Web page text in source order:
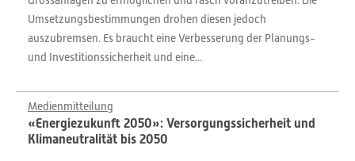
Umsetzungsbestimmungen drohen diesen jedoch
auszubremsen. Es braucht eine Verbesserung der Planungs-
und Investitionssicherheit und eine...
Medienmitteilung
«Energiezukunft 2050»: Versorgungssicherheit und
Klimaneutralität bis 2050